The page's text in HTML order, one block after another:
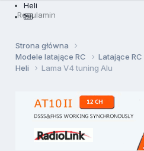
Regulamin
Heli
Strona główna
Modele latające RC
Latające RC
Heli
Lama V4 tuning Alu